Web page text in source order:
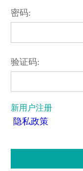
密码:
验证码:
新用户注册
隐私政策